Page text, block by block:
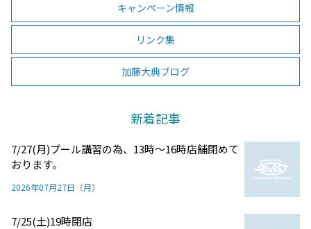
キャンペーン情報
リンク集
加藤大典ブログ
新着記事
7/27(月)プール講習の為、13時～16時店舗閉めて
おります。
2026年07月27日（月）
7/25(土)19時閉店